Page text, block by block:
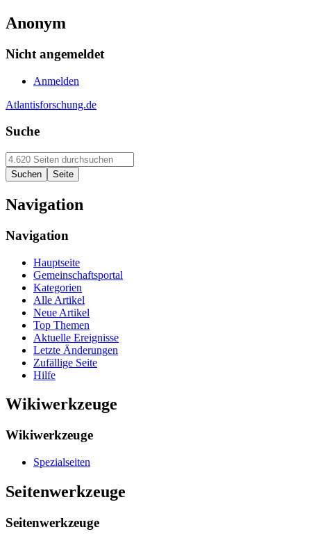
Anonym
Nicht angemeldet
Anmelden
Atlantisforschung.de
Suche
Navigation
Navigation
Hauptseite
Gemeinschaftsportal
Kategorien
Alle Artikel
Neue Artikel
Top Themen
Aktuelle Ereignisse
Letzte Änderungen
Zufällige Seite
Hilfe
Wikiwerkzeuge
Wikiwerkzeuge
Spezialseiten
Seitenwerkzeuge
Seitenwerkzeuge